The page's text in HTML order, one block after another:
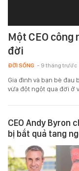
Một CEO công
đời
ĐỜI SỐNG - 9 tháng trước
Gia đình và bạn bè đau
vừa đột ngột qua đời ở
CEO Andy Byron
bị bắt quả tang